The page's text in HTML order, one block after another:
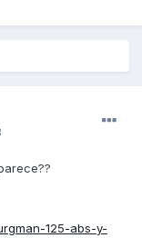
125-abs-y-